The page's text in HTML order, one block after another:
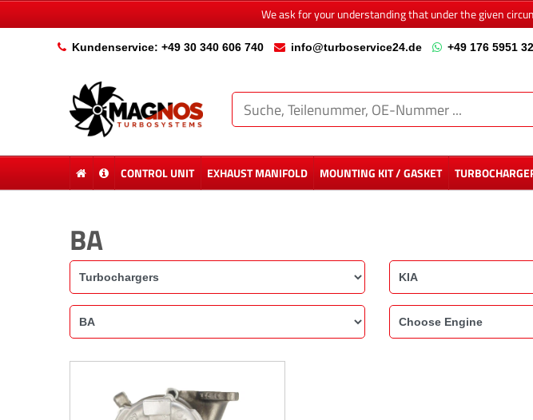
We ask for your understanding that under the given
Kundenservice: +49 30 340 606 740 info@turboservice24.de +49 176 5951
CONTROL UNIT EXHAUST MANIFOLD MOUNTING KIT / GASKET
BA